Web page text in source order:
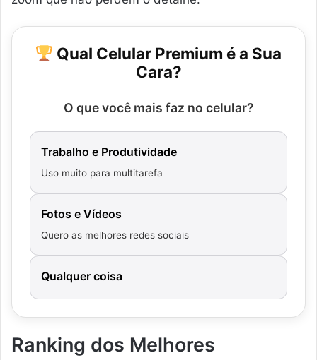
Qual Celular Premium é a Sua
Cara?
O que você mais faz no celular?
Trabalho e Produtividade
Uso muito para multitarefa
Fotos e Vídeos
Quero as melhores redes sociais
Qualquer coisa
Ranking dos Melhores